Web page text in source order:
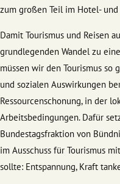
zum großen Teil im Hotel- und
Damit Tourismus und Reisen
grundlegenden Wandel zu
müssen wir den Tourismus so
und sozialen Auswirkungen
Ressourcenschonung, in der
Arbeitsbedingungen. Dafür
Bundestagsfraktion von
im Ausschuss für Tourismus
sollte: Entspannung, Kraft